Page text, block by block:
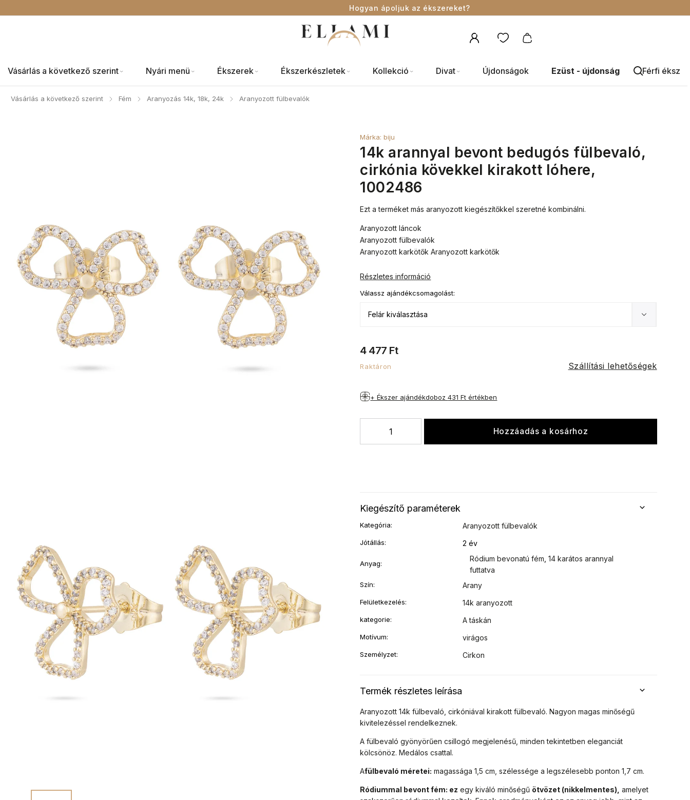
Hogyan ápoljuk az ékszereket?
Vásárlás a következő szerint Nyári menü Ékszerek Ékszerkészletek Kollekció Divat Újdonságok Ezüst - újdonság Férfi
Vásárlás a következő szerint / Fém / Aranyozás 14k, 18k, 24k / Aranyozott fülbevalók
14k arannyal bevont bedugós fülbevaló,
cirkónia kövekkel kirakott lóhere,
1002486
Márka:biju
4 477 Ft
Raktáron Szállítási lehetőségek
Válassz ajándékcsomagolást:
Hozzáadás a kosárhoz
+ Ékszer ajándékdoboz431 Ft értékben
Ezt a terméket más aranyozott kiegészítőkkel szeretné kombinálni.
Aranyozott láncok
Aranyozott fülbevalók
Aranyozott karkötők Aranyozott karkötők
Részletes információ
Termék részletes leírása
Aranyozott 14k fülbevaló, cirkóniával kirakott fülbevaló. Nagyon magas minőségű
kivitelezéssel rendelkeznek.
A fülbevaló gyönyörűen csillogó megjelenésű, minden tekintetben eleganciát
kölcsönöz. Medálos csattal.
Afülbevaló méretei: magassága 1,5 cm, szélessége a legszélesebb ponton 1,7 cm.
Ródiummal bevont fém: ez egy kiváló minőségű ötvözet (nikkelmentes), amelyet
Kiegészítő paraméterek
Kategória: Aranyozott fülbevalók
Jótállás: 2 év
Anyag:
Ródium bevonatú fém ,14 karátos arannyal
futtatva
Szín: Arany
Felületkezelés: 14k aranyozott
kategorie: A táskán
Motívum: virágos
Személyzet: Cirkon